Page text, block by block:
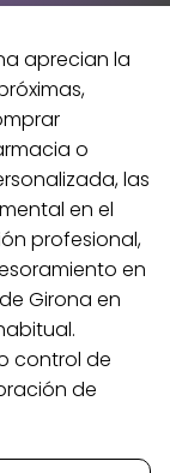
aprecian la
o
las
en el
profesional,
en
Girona en
control de
de